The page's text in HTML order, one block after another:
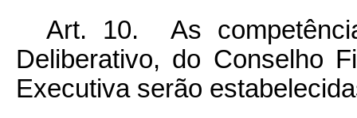
Art. 10. As
Deliberativo, do Conselho
Executiva serão